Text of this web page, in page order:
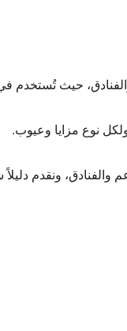
حيث
نوع مزايا وعيوب.
ونقدم